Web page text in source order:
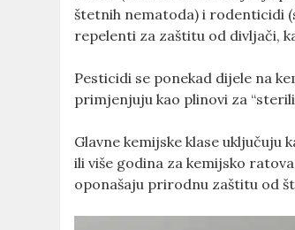
štetnih nematoda) i rodenticidi
repelenti za zaštitu od divljači,
Pesticidi se ponekad dijele na
primjenjuju kao plinovi za
Glavne kemijske klase
ili više godina za kemijsko
oponašaju prirodnu zaštitu od